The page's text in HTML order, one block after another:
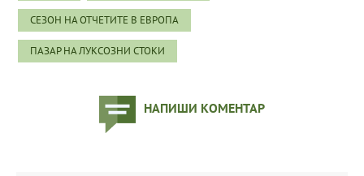
СЕЗОН НА ОТЧЕТИТЕ В ЕВРОПА
ПАЗАР НА ЛУКСОЗНИ СТОКИ
НАПИШИ КОМЕНТАР